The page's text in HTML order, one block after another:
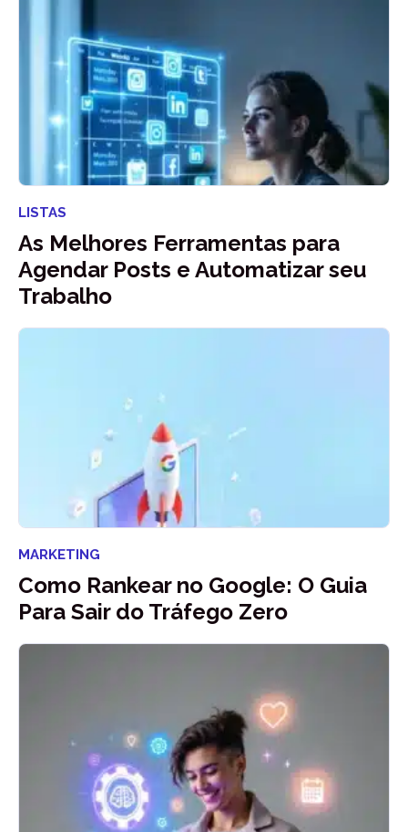
LISTAS
As Melhores Ferramentas para
Agendar Posts e Automatizar seu
Trabalho
MARKETING
Como Rankear no Google: O Guia
Para Sair do Tráfego Zero